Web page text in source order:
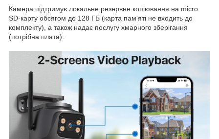
Камера підтримує локальне резервне копіювання на micro
SD-карту обсягом до 128 ГБ (карта пам'яті не входить до
комплекту), а також надає послугу хмарного зберігання
(потрібна плата).